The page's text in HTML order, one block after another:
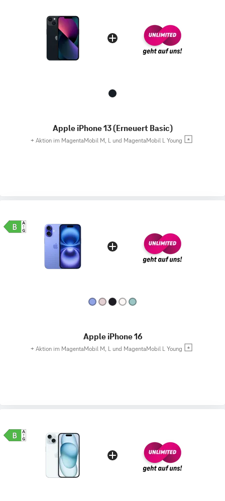
Apple iPhone 13 (Erneuert Basic)
+ Aktion im MagentaMobil M, L und MagentaMobil L Young
Apple iPhone 16
+ Aktion im MagentaMobil M, L und MagentaMobil L Young